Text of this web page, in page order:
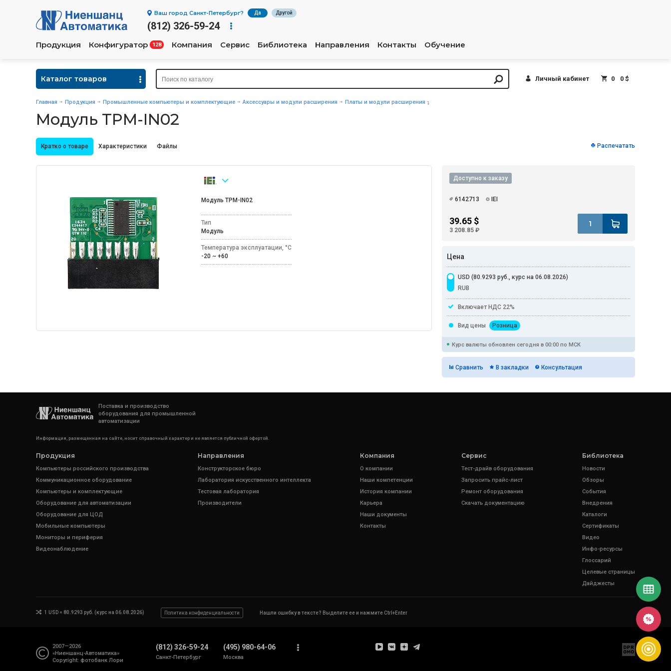
Ваш город Санкт-Петербург? Да Другой
(812) 326-59-24
Продукция Конфигуратор 128 Компания Сервис Библиотека Направления Контакты Обучение
Каталог товаров Личный кабинет 0 0 $
Главная Продукция Промышленные компьютеры и комплектующие Аксессуары и модули расширения Платы и модули расширения
Модуль TPM-IN02
Кратко о товаре Характеристики Файлы Распечатать
Доступно к заказу
6142713 IEI
39.65 $
3 208.85 ₽
Цена
USD (80.9293 руб., курс на 06.08.2026)
RUB
Включает НДС 22%
Вид цены Розница
Курс валюты обновлен сегодня в 00:00 по МСК
Сравнить В закладки Консультация
Модуль TPM-IN02
Тип
Модуль
Температура эксплуатации, °C
-20 ~ +60
Поставка и производство
оборудования для промышленной
автоматизации
Информация, размещенная на сайте, носит справочный характер и не является публичной офертой.
Продукция
Компьютеры российского производства
Коммуникационное оборудование
Компьютеры и комплектующие
Оборудование для автоматизации
Оборудование для ЦОД
Мобильные компьютеры
Мониторы и периферия
Видеонаблюдение
Направления
Конструкторское бюро
Лаборатория искусственного интеллекта
Тестовая лаборатория
Производители
Компания
О компании
Наши компетенции
История компании
Карьера
Наши документы
Контакты
Сервис
Тест-драйв оборудования
Запросить прайс-лист
Ремонт оборудования
Скачать документацию
Библиотека
Новости
Обзоры
События
Внедрения
Каталоги
Сертификаты
Видео
Инфо-ресурсы
Глоссарий
Целевые страницы
Дайджесты
1 USD = 80.9293 руб. (курс на 06.08.2026) Политика конфиденциальности Нашли ошибку в тексте? Выделите ее и нажмите Ctrl+Enter
2007—2026
«Ниеншанц-Автоматика»
Copyright: фотобанк Лори
(812) 326-59-24
Санкт-Петербург
(495) 980-64-06
Москва